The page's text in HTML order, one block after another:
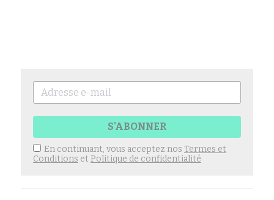
S'ABONNER
En continuant, vous acceptez nos Termes et
Conditions et Politique de confidentialité